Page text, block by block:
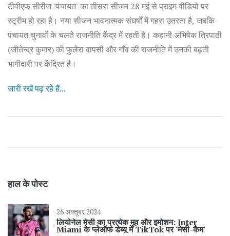
टीवीएफ सीरीज 'पंचायत' का तीसरा सीजन 28 मई से प्राइम वीडियो पर
स्ट्रीम हो रहा है। नया सीजन भावनात्मक संघर्षों में गहरा उतरता है, जबकि
पंचायत चुनावों के चलते राजनीति केंद्र में रहती है। कहानी अभिषेक त्रिपाठी
(जीतेन्द्र कुमार) की फुलेरा वापसी और गाँव की राजनीति में उनकी बढ़ती
भागीदारी पर केंद्रित है।
जारी रखें पढ़ रहे हैं...
हाल के पोस्ट
26 अक्तूबर 2024
लियोनेल मेसी का प्रत्येक मूव और इमोशन: Inter
Miami के प्लेऑफ डेब्यू में TikTok पर 'मेसी-कैम'